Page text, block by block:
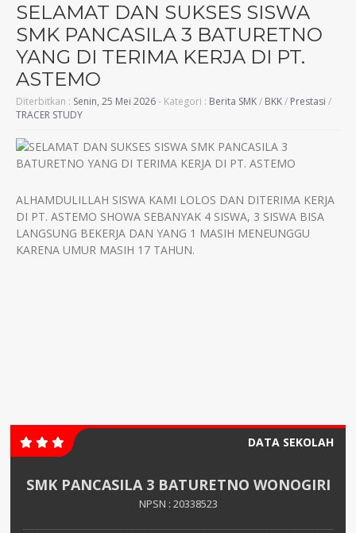
SELAMAT DAN SUKSES SISWA
SMK PANCASILA 3 BATURETNO
YANG DI TERIMA KERJA DI PT.
ASTEMO
Diterbitkan : Senin, 25 Mei 2026- Kategori : Berita SMK/ BKK/ Prestasi /
TRACER STUDY
ALHAMDULILLAH SISWA KAMI LOLOS DAN DITERIMA KERJA
DI PT. ASTEMO SHOWA SEBANYAK 4 SISWA, 3 SISWA BISA
LANGSUNG BEKERJA DAN YANG 1 MASIH MENEUNGGU
KARENA UMUR MASIH 17 TAHUN.
DATA SEKOLAH
SMK PANCASILA 3 BATURETNO WONOGIRI
NPSN : 20338523